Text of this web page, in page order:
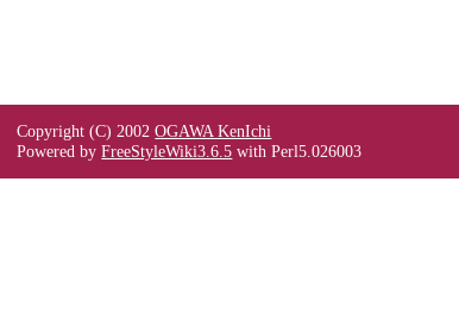
Copyright (C) 2002OGAWA KenIchi
Powered byFreeStyleWiki3.6.5 with Perl5.026003